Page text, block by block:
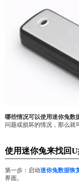
哪些情况可以使用迷你兔数
问题或损坏的情况，那么就
使用迷你兔来找回
第一步：启动迷你兔数据恢
界面。